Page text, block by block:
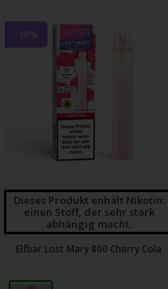
-10%
Dieses Produkt enhält Nikotin:
einen Stoff, der sehr stark
abhängig macht.
Elfbar Lost Mary 800 Cherry Cola